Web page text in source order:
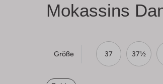
Mokassins
Größe 37 37½